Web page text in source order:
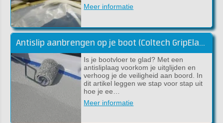
Meer informatie
Antislip aanbrengen op je boot (Coltech GripElast)
Is je bootvloer te glad? Met een
antisliplaag voorkom je uitglijden en
verhoog je de veiligheid aan boord. In
dit artikel leggen we stap voor stap uit
hoe je ee…
Meer informatie